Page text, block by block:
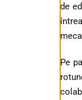
de
Pe